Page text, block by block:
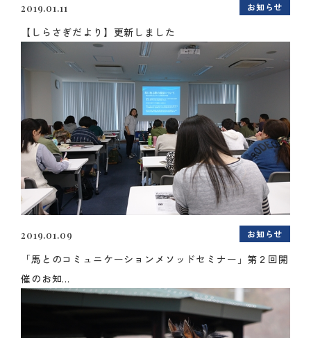
2019.01.11 お知らせ
【しらさぎだより】更新しました
2019.01.09 お知らせ
「馬とのコミュニケーションメソッドセミナー」第２回開
催のお知...